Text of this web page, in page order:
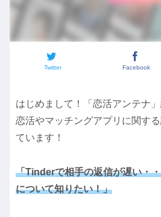
Twitter Facebook
はじめまして！「恋活アンテナ」
恋活やマッチングアプリに関す
ています！
「Tinderで相手の返信が遅い・
について知りたい！」